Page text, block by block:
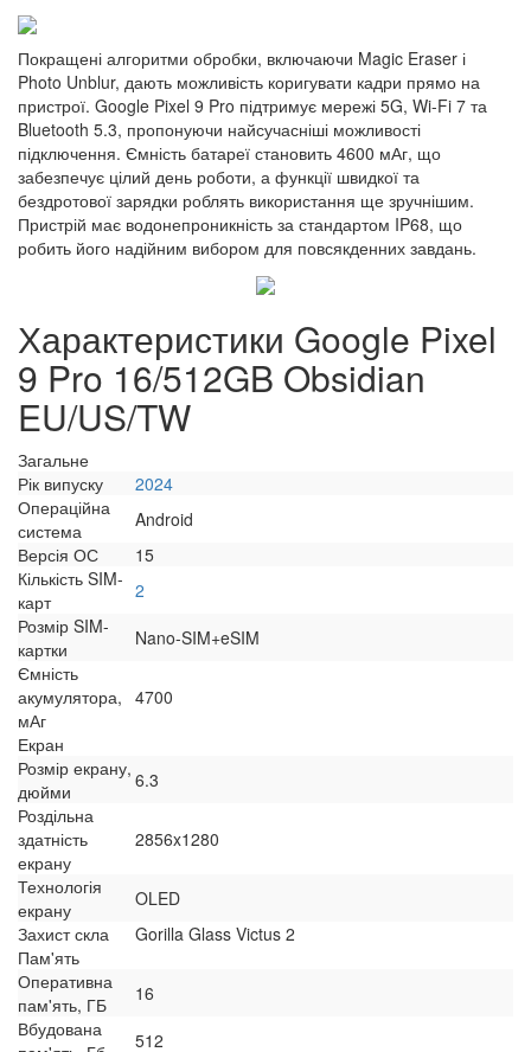
Покращені алгоритми обробки, включаючи Magic Eraser і
Photo Unblur, дають можливість коригувати кадри прямо на
пристрої. Google Pixel 9 Pro підтримує мережі 5G, Wi-Fi 7 та
Bluetooth 5.3, пропонуючи найсучасніші можливості
підключення. Ємність батареї становить 4600 мАг, що
забезпечує цілий день роботи, а функції швидкої та
бездротової зарядки роблять використання ще зручнішим.
Пристрій має водонепроникність за стандартом IP68, що
робить його надійним вибором для повсякденних завдань.
Характеристики Google Pixel
9 Pro 16/512GB Obsidian
EU/US/TW
Загальне
Рік випуску
2024
Операційна
система
Android
Версія ОС
15
Кількість SIM-
карт
2
Розмір SIM-
картки
Nano-SIM+eSIM
Ємність
акумулятора,
мАг
4700
Екран
Розмір екрану,
дюйми
6.3
Роздільна
здатність
екрану
2856x1280
Технологія
екрану
OLED
Захист скла
Gorilla Glass Victus 2
Пам'ять
Оперативна
пам'ять, ГБ
16
Вбудована
512